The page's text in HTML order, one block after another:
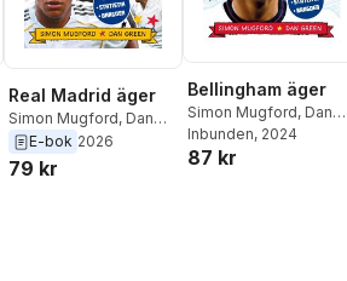
Real Madrid äger
Simon Mugford, Dan
Green
E-bok 2026
79 kr
Bellingham äger
Simon Mugford, Dan
Green
Inbunden, 2024
87 kr